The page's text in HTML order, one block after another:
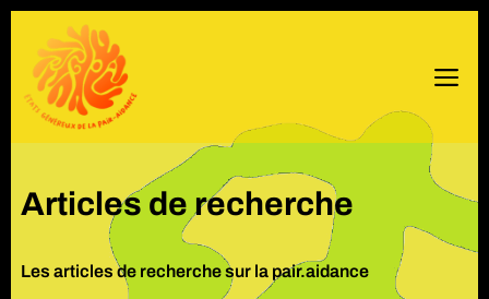
content
Articles de recherche
Les articles de recherche sur la pair.aidance